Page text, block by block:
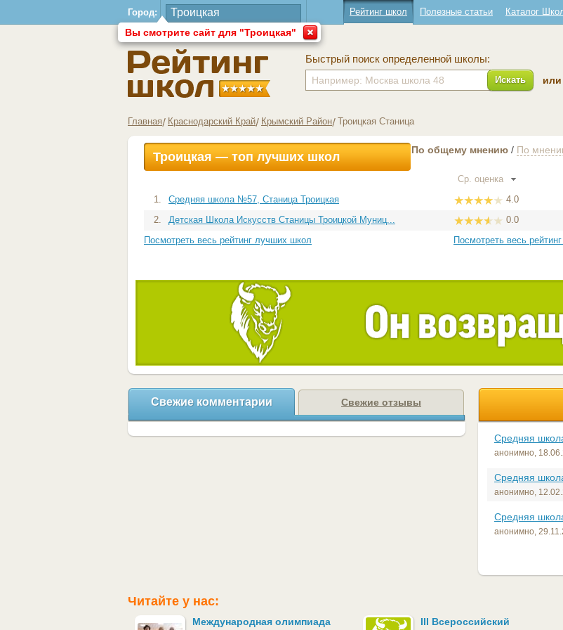
Город:
Вы смотрите сайт для "Троицкая"
Рейтинг школ Полезные статьи Каталог
Быстрый поиск определенной школы:
Искать или
Главная Краснодарский Край Крымский Район Троицкая Станица
Троицкая — топ лучших школ По общему мнению / По
Ср. оценка
1.
Средняя школа №57, Станица Троицкая 4.0
2.
Детская Школа Искусств Станицы Троицкой Муниц... 0.0
Посмотреть весь рейтинг лучших школ
Посмотреть весь
Свежие комментарии Свежие отзывы
Средняя
анонимно,
Средняя
анонимно,
Средняя
анонимно,
Читайте у нас:
Международная олимпиада
III Всероссийский